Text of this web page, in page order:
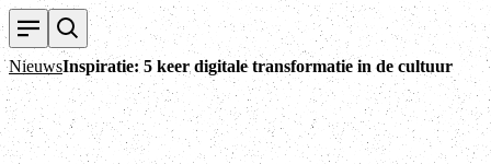
NieuwsInspiratie: 5 keer digitale transformatie in de cultuur